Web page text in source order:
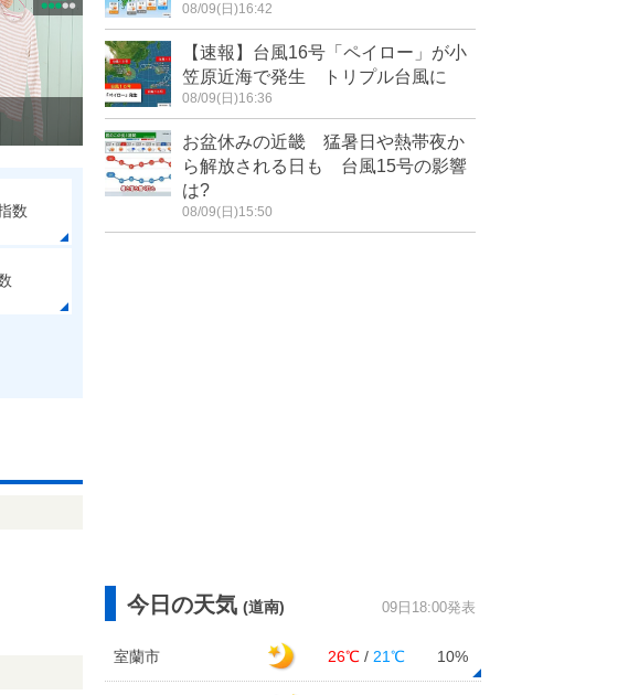
数
08/09(日)16:42
【速報】台風16号「ペイロー」が小
笠原近海で発生 トリプル台風に
08/09(日)16:36
お盆休みの近畿 猛暑日や熱帯夜か
ら解放される日も 台風15号の影響
は?
08/09(日)15:50
今日の天気 (道南) 09日18:00発表
室蘭市 26℃ / 21℃ 10%